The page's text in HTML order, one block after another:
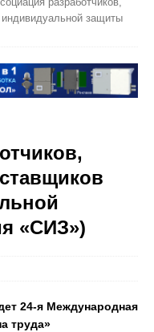
индивидуальной защиты
«СИЗ»)
24-я Международная
труда»